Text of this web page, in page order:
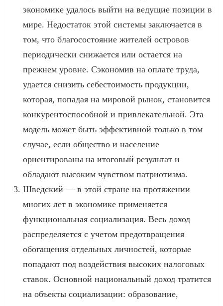
экономике удалось выйти на ведущие позиции в
мире. Недостаток этой системы заключается в
том, что благосостояние жителей островов
периодически снижается или остается на
прежнем уровне. Сэкономив на оплате труда,
удается снизить себестоимость продукции,
которая, попадая на мировой рынок, становится
конкурентоспособной и привлекательной. Эта
модель может быть эффективной только в том
случае, если общество и население
ориентированы на итоговый результат и
обладают высоким чувством патриотизма.
Шведский — в этой стране на протяжении
многих лет в экономике применяется
функциональная социализация. Весь доход
распределяется с учетом предотвращения
обогащения отдельных личностей, которые
попадают под воздействия высоких налоговых
ставок. Основной национальный доход тратится
на объекты социализации: образование,